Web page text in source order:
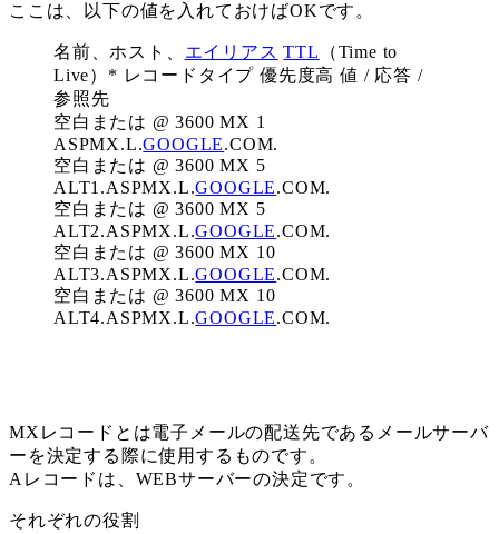
ここは、以下の値を入れておけばOKです。
名前、ホスト、 エイリアス TTL
（Time to
Live）* レコードタイプ 優先度高 値 / 応答 /
参照先
空白または @ 3600 MX 1
ASPMX.L.GOOGLE.COM.
空白または @ 3600 MX 5
ALT1.ASPMX.L.GOOGLE.COM.
空白または @ 3600 MX 5
ALT2.ASPMX.L.GOOGLE.COM.
空白または @ 3600 MX 10
ALT3.ASPMX.L.GOOGLE.COM.
空白または @ 3600 MX 10
ALT4.ASPMX.L.GOOGLE.COM.
MXレコードとは電子メールの配送先であるメールサーバ
ーを決定する際に使用するものです。
Aレコードは、WEBサーバーの決定です。
それぞれの役割